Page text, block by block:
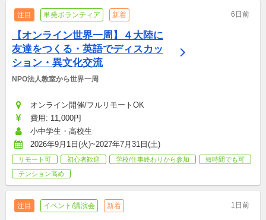
注目 単発ボランティア 新着 6日前
【オンライン世界一周】４大陸に
友達をつくる・英語でディスカッ
ション・異文化交流
NPO法人教室から世界一周
オンライン開催/フルリモートOK
費用: 11,000円
小中学生・高校生
2026年9月1日(火)~2027年7月31日(土)
リモート可 初心者歓迎 学校/仕事終わりから参加
短時間でも可
テンション高め
注目 イベント/講演会 新着 1日前